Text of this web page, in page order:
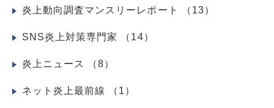
炎上動向調査マンスリーレポート （13）
SNS炎上対策専門家 （14）
炎上ニュース （8）
ネット炎上最前線 （1）